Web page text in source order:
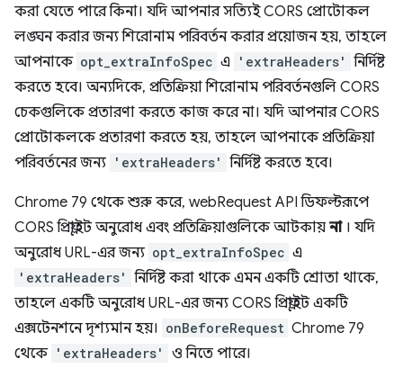
করা যেতে পারে কিনা। যদি আপনার সত্যিই CORS প্রোটোকল
লঙ্ঘন করার জন্য শিরোনাম পরিবর্তন করার প্রয়োজন হয়, তাহলে
আপনাকে opt_extraInfoSpec এ 'extraHeaders' নির্দিষ্ট
করতে হবে। অন্যদিকে, প্রতিক্রিয়া শিরোনাম পরিবর্তনগুলি CORS
চেকগুলিকে প্রতারণা করতে কাজ করে না। যদি আপনার CORS
প্রোটোকলকে প্রতারণা করতে হয়, তাহলে আপনাকে প্রতিক্রিয়া
পরিবর্তনের জন্য 'extraHeaders' নির্দিষ্ট করতে হবে।
Chrome 79 থেকে শুরু করে, webRequest API ডিফল্টরূপে
CORS প্রিফ্লাইট অনুরোধ এবং প্রতিক্রিয়াগুলিকে আটকায় না। যদি
অনুরোধ URL-এর জন্য opt_extraInfoSpec এ
'extraHeaders' নির্দিষ্ট করা থাকে এমন একটি শ্রোতা থাকে,
তাহলে একটি অনুরোধ URL-এর জন্য CORS প্রিফ্লাইট একটি
এক্সটেনশনে দৃশ্যমান হয়। onBeforeRequest Chrome 79
থেকে 'extraHeaders' ও নিতে পারে।